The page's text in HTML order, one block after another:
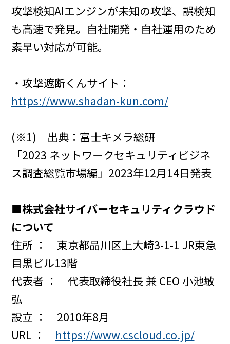
攻撃検知AIエンジンが未知の攻撃、誤検知
も高速で発見。自社開発・自社運用のため
素早い対応が可能。
・攻撃遮断くんサイト：
https://www.shadan-kun.com/
(※1) 出典：富士キメラ総研
「2023 ネットワークセキュリティビジネ
ス調査総覧市場編」2023年12月14日発表
■株式会社サイバーセキュリティクラウド
について
住所 ： 東京都品川区上大崎3-1-1 JR東急
目黒ビル13階
代表者 ： 代表取締役社長 兼 CEO 小池敏
弘
設立 ： 2010年8月
URL ： https://www.cscloud.co.jp/